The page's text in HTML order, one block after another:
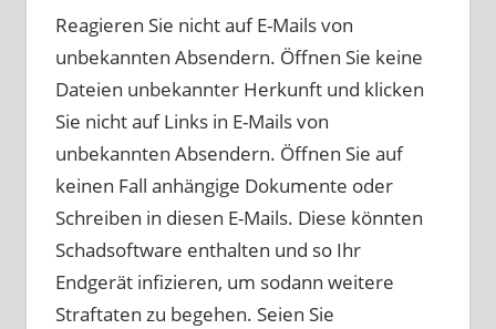
Reagieren Sie nicht auf E-Mails von
unbekannten Absendern. Öffnen Sie keine
Dateien unbekannter Herkunft und klicken
Sie nicht auf Links in E-Mails von
unbekannten Absendern. Öffnen Sie auf
keinen Fall anhängige Dokumente oder
Schreiben in diesen E-Mails. Diese könnten
Schadsoftware enthalten und so Ihr
Endgerät infizieren, um sodann weitere
Straftaten zu begehen. Seien Sie